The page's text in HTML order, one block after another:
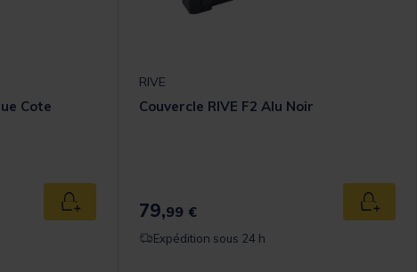
Cote
Rating
Ajouter au panier
RIVE
Couvercle RIVE F2 Alu Noir
79,99 € Ajouter
Expédition sous 24 h